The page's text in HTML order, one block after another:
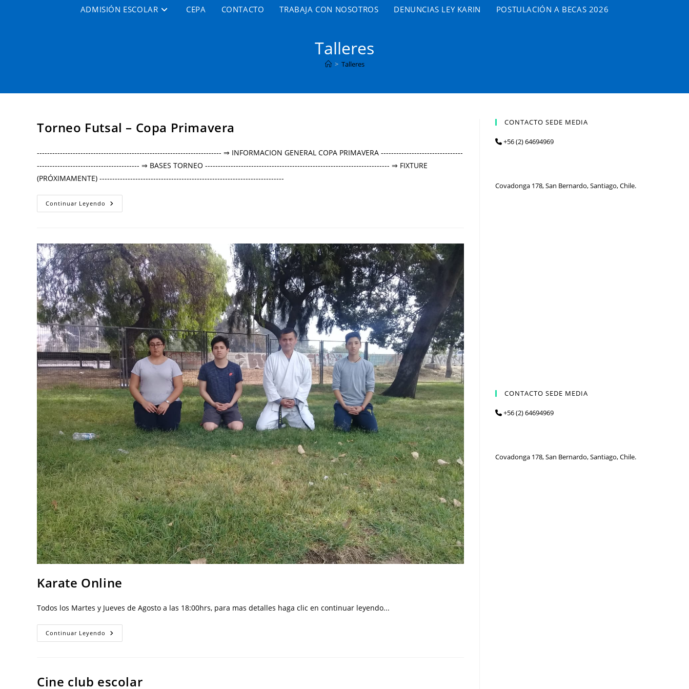
ADMISIÓN ESCOLAR
CEPA CONTACTO TRABAJA CON NOSOTROS DENUNCIAS LEY KARIN POSTULACIÓN A BECAS 2026
Talleres
> Talleres
Torneo Futsal – Copa Primavera
------------------------------------------------------------------------ ⇒ INFORMACION GENERAL COPA PRIMAVERA --------------------------------
---------------------------------------- ⇒ BASES TORNEO ------------------------------------------------------------------------ ⇒ FIXTURE
(PRÓXIMAMENTE) ------------------------------------------------------------------------
Continuar Leyendo
Karate Online
Todos los Martes y Jueves de Agosto a las 18:00hrs, para mas detalles haga clic en continuar leyendo...
Continuar Leyendo
Cine club escolar
CONTACTO SEDE MEDIA
+56 (2) 64694969
Covadonga 178, San Bernardo, Santiago, Chile.
CONTACTO SEDE MEDIA
+56 (2) 64694969
Covadonga 178, San Bernardo, Santiago, Chile.